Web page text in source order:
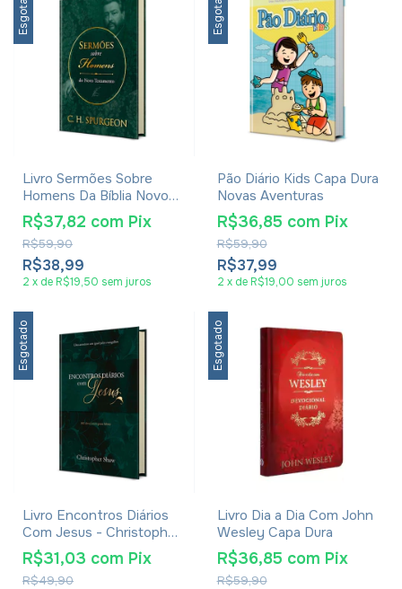
Livro Sermões Sobre
Homens Da Bíblia Novo
Testamento - C. H.
Spurgeon
R$38,99
R$59,90
R$37,82 com Pix
2 x de R$19,50 sem juros
Pão Diário Kids Capa Dura
Novas Aventuras
R$37,99
R$59,90
R$36,85 com Pix
2 x de R$19,00 sem juros
Esgotado
Livro Encontros Diários
Com Jesus - Christopher
Shaw
R$49,90
R$31,03 com Pix
Esgotado
Livro Dia a Dia Com John
Wesley Capa Dura
R$59,90
R$36,85 com Pix